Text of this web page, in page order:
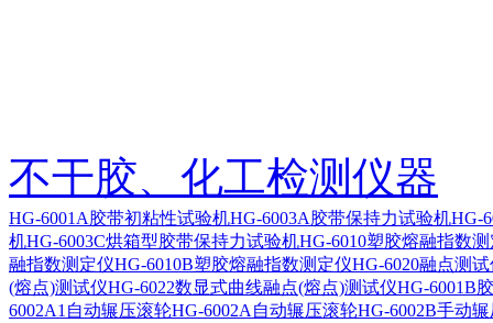
不干胶、化工检测仪器
HG-6001A胶带初粘性试验机HG-6003A胶带保持力试验机HG-
机HG-6003C烘箱型胶带保持力试验机HG-6010塑胶熔融指数
融指数测定仪HG-6010B塑胶熔融指数测定仪HG-6020融点测
(熔点)测试仪HG-6022数显式曲线融点(熔点)测试仪HG-6001B
6002A1自动辗压滚轮HG-6002A自动辗压滚轮HG-6002B手动